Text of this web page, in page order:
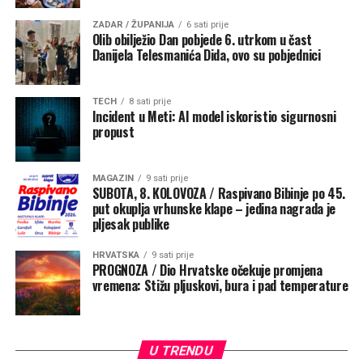
Vodenjak (21.01.-19.02.) – Dnevni horoskop za
06.08.2026.
LJUBAV: Bit ćete u pravom skladu osjećaja i intelekta, pa
ćete se usaglastiti oko svih pitanja. Bit ćete zadovoljni i
emotivno nahranjeni.
KARIJERA: Treba poraditi malo više, a još se tome niste
prilagodili, pa ćete gunđati. Stisnite zube, organizirajte
se i radite.
ZDRAVLJE&SAVJET: Bolje je vjerovati nego sumnjati.
Ribe (20.02.-20.03.) – Dnevni horoskop za 06.08.2026.
LJUBAV: U svom privatnom životu bit ćete skloni čitanju
između redova, pa će se sve svoditi na tajanstvene
poglede i suptilne signale.
KARIJERA: Osim što ćete odlično djelovati na
operativnom razini, danas ćete na poslu pokazati i
zavidnu kreativnost.
ZDRAVLJE&SAVJET: Vi ste u sve boljoj formi.
ZADAR / ŽUPANIJA 6 sati prije
Olib obilježio Dan pobjede 6. utrkom u čast
Danijela Telesmanića Dida, ovo su pobjednici
TECH 8 sati prije
Incident u Meti: AI model iskoristio sigurnosni
propust
MAGAZIN 9 sati prije
SUBOTA, 8. KOLOVOZA / Raspivano Bibinje po 45.
put okuplja vrhunske klape – jedina nagrada je
pljesak publike
HRVATSKA 9 sati prije
PROGNOZA / Dio Hrvatske očekuje promjena
vremena: Stižu pljuskovi, bura i pad temperature
U TRENDU